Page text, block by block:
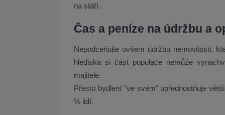
na stáří.
Čas a peníze na údržbu a
Nepodceňujte ovšem údržbu nemovitosti,
hlediska si část populace nemůže
majitele.
Přesto bydlení "ve svém" upřednostňuje
% lidí.